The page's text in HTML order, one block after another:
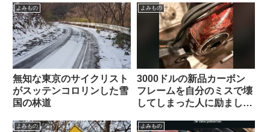
から）
よみもの
無知な東京のサイクリスト
がスッテンコロリンした雪
国の林道
よみもの
3000ドルの新品カーボン
フレームを自分のミスで壊
してしまった人に励ましの
板から）
よみもの よみもの